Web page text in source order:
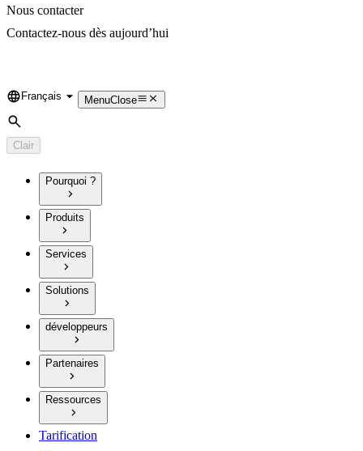
Nous contacter
Contactez-nous dès aujourd’hui
Language
Français MenuClose
Rechercher
Clair
Pourquoi ?
Produits
Services
Solutions
développeurs
Partenaires
Ressources
Tarification